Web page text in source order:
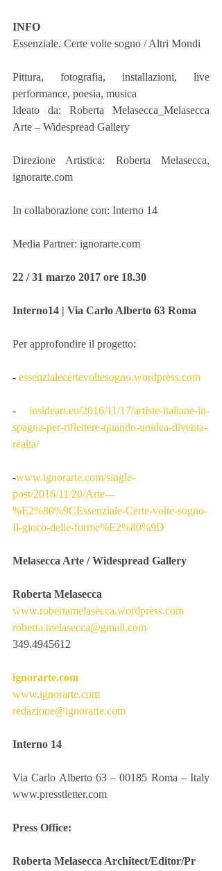
INFO
Essenziale. Certe volte sogno / Altri Mondi
Pittura, fotografia, installazioni, live
performance, poesia, musica
Ideato da: Roberta Melasecca_Melasecca
Arte – Widespread Gallery
Direzione Artistica: Roberta Melasecca,
ignorarte.com
In collaborazione con: Interno 14
Media Partner: ignorarte.com
22 / 31 marzo 2017 ore 18.30
Interno14 | Via Carlo Alberto 63 Roma
Per approfondire il progetto:
- essenzialecertevoltesogno.wordpress.com
- insideart.eu/2016/11/17/artiste-italiane-in-
spagna-per-riflettere-quando-unidea-diventa-
realta/
-www.ignorarte.com/single-
post/2016/11/20/Arte---
%E2%80%9CEssenziale-Certe-volte-sogno-
Il-gioco-delle-forme%E2%80%9D
Melasecca Arte / Widespread Gallery
Roberta Melasecca
www.robertamelasecca.wordpress.com
roberta.melasecca@gmail.com
349.4945612
ignorarte.com
www.ignorarte.com
redazione@ignorarte.com
Interno 14
Via Carlo Alberto 63 – 00185 Roma – Italy
www.presstletter.com
Press Office:
Roberta Melasecca Architect/Editor/Pr